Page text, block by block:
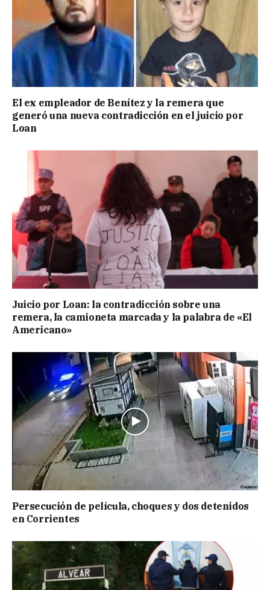
El ex empleador de Benítez y la remera que
generó una nueva contradicción en el juicio por
Loan
Juicio por Loan: la contradicción sobre una
remera, la camioneta marcada y la palabra de «El
Americano»
Persecución de película, choques y dos detenidos
en Corrientes